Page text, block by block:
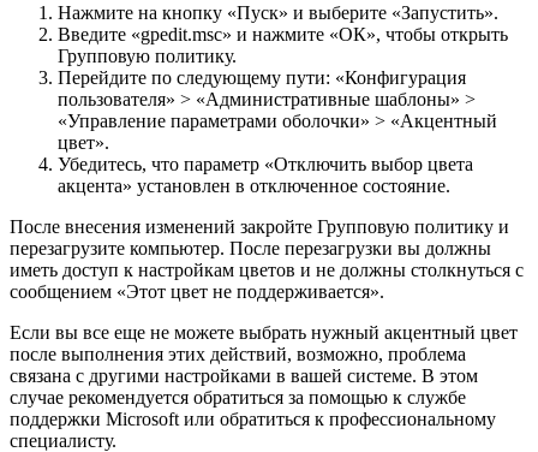
Нажмите на кнопку «Пуск» и выберите «Запустить».
Введите «gpedit.msc» и нажмите «ОК», чтобы открыть
Групповую политику.
Перейдите по следующему пути: «Конфигурация
пользователя» > «Административные шаблоны» >
«Управление параметрами оболочки» > «Акцентный
цвет».
Убедитесь, что параметр «Отключить выбор цвета
акцента» установлен в отключенное состояние.
После внесения изменений закройте Групповую политику и
перезагрузите компьютер. После перезагрузки вы должны
иметь доступ к настройкам цветов и не должны столкнуться с
сообщением «Этот цвет не поддерживается».
Если вы все еще не можете выбрать нужный акцентный цвет
после выполнения этих действий, возможно, проблема
связана с другими настройками в вашей системе. В этом
случае рекомендуется обратиться за помощью к службе
поддержки Microsoft или обратиться к профессиональному
специалисту.